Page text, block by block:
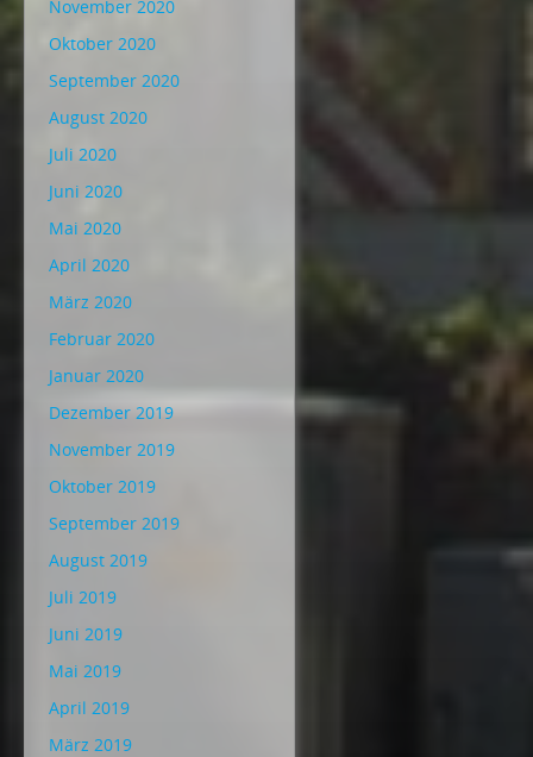
November 2020
Oktober 2020
September 2020
August 2020
Juli 2020
Juni 2020
Mai 2020
April 2020
März 2020
Februar 2020
Januar 2020
Dezember 2019
November 2019
Oktober 2019
September 2019
August 2019
Juli 2019
Juni 2019
Mai 2019
April 2019
März 2019